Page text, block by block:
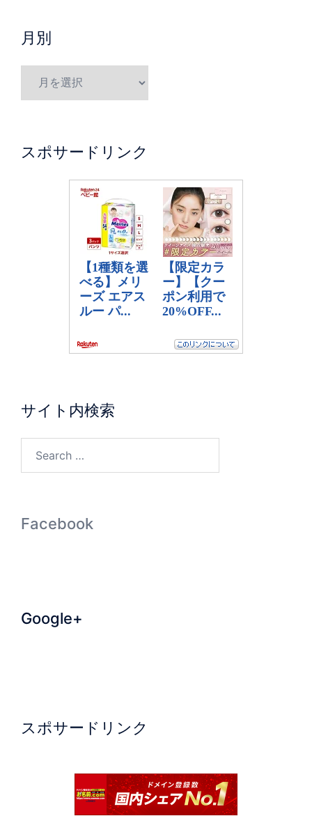
月別
スポサードリンク
サイト内検索
Facebook
Google+
スポサードリンク